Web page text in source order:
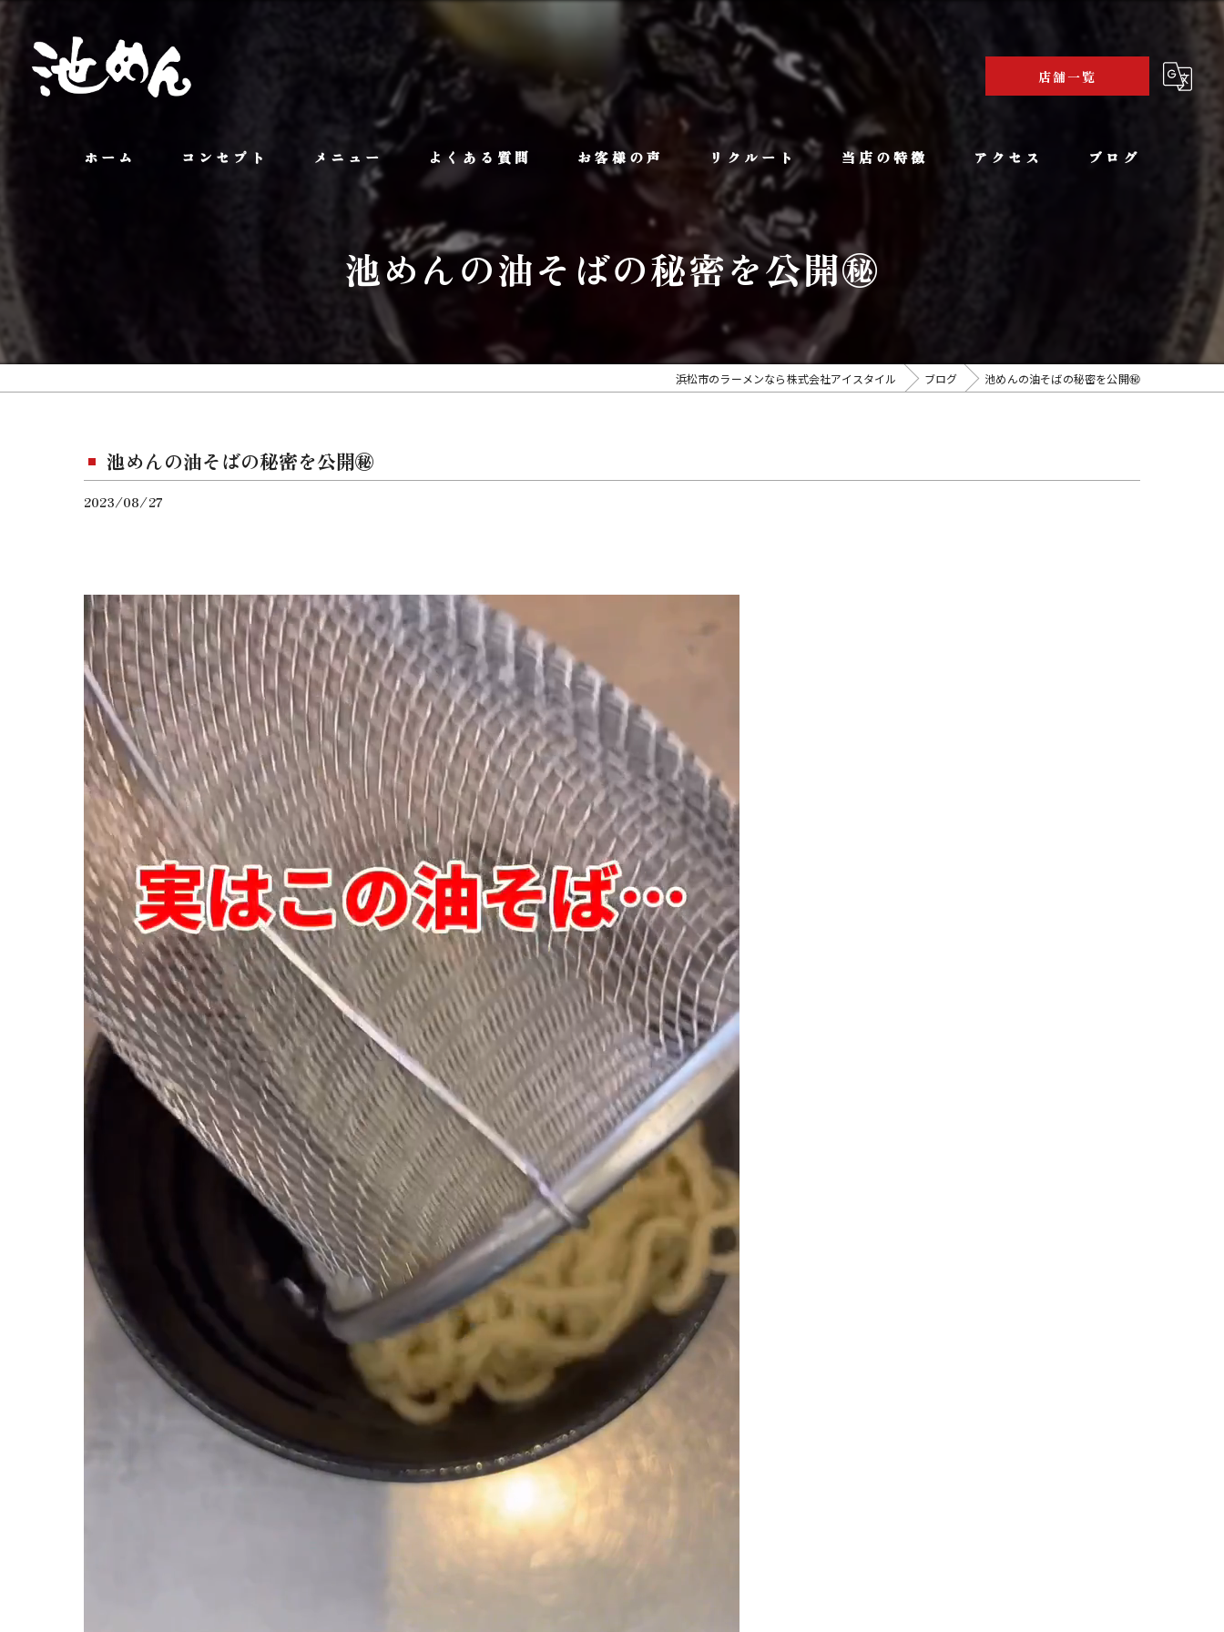
店舗一覧
ホーム コンセプト メニュー よくある質問 お客様の声 リクルート 当店の特徴
豚骨ラーメン
バイキング
こだわり
アクセス
豚骨ラーメンとまぜそば 池めん 清水町店
ブログ
池めんの油そばの秘密を公開㊙️
浜松市のラーメンなら株式会社アイスタイル ブログ 池めんの油そばの秘密を公開㊙️
池めんの油そばの秘密を公開㊙️
2023/08/27